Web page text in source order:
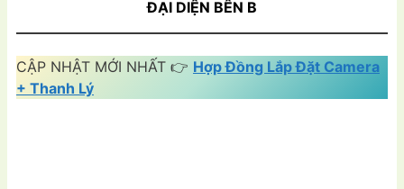
ĐẠI DIỆN BÊN B
CẬP NHẬT MỚI NHẤT 👉 Hợp Đồng Lắp Đặt Camera
+ Thanh Lý